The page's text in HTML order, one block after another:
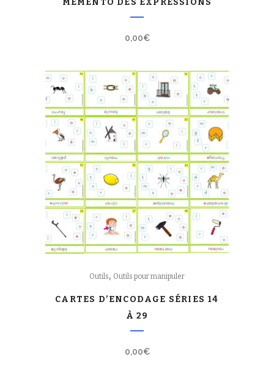
0,00€
Outils, Outils pour manipuler
CARTES D’ENCODAGE SÉRIES 14
À 29
0,00€